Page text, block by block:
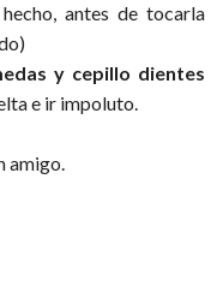
antes de tocarla
y cepillo dientes
e ir impoluto.
amigo.